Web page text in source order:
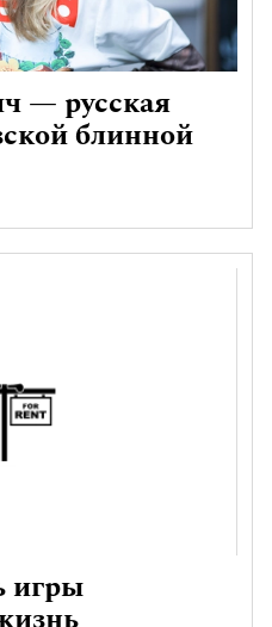
— русская
блинной
игры